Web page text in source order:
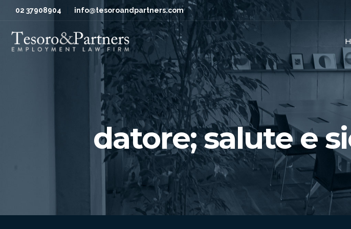
02 37908904 info@tesoroandpartners.com
datore; salute e